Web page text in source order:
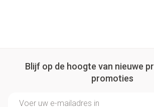
Blijf op de hoogte van nieuwe
promoties